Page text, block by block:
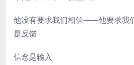
他没有要求我们相信——他要求我
是反馈
信念是输入